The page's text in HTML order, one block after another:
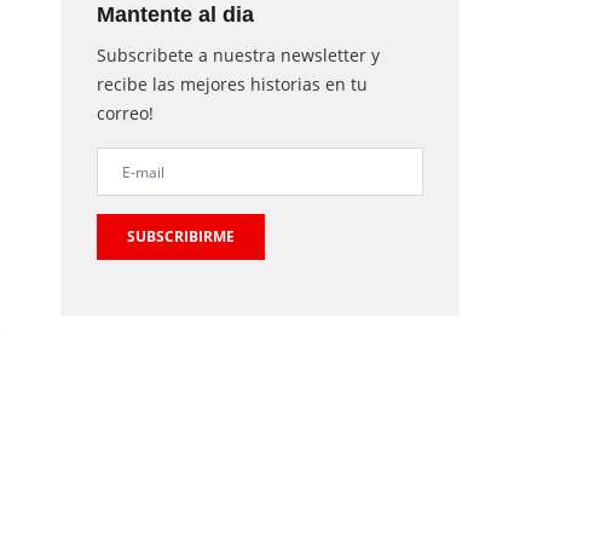
Mantente al dia
Subscribete a nuestra newsletter y
recibe las mejores historias en tu
correo!
SUBSCRIBIRME